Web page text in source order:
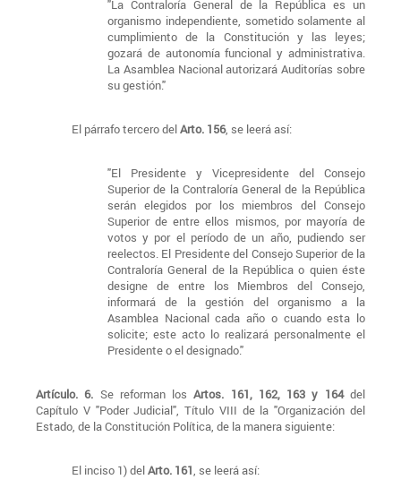
"La Contraloría General de la República es un
organismo independiente, sometido solamente al
cumplimiento de la Constitución y las leyes;
gozará de autonomía funcional y administrativa.
La Asamblea Nacional autorizará Auditorías sobre
su gestión."
El párrafo tercero delArto. 156, se leerá así:
"El Presidente y Vicepresidente del Consejo
Superior de la Contraloría General de la República
serán elegidos por los miembros del Consejo
Superior de entre ellos mismos, por mayoría de
votos y por el período de un año, pudiendo ser
reelectos. El Presidente del Consejo Superior de la
Contraloría General de la República o quien éste
designe de entre los Miembros del Consejo,
informará de la gestión del organismo a la
Asamblea Nacional cada año o cuando esta lo
solicite; este acto lo realizará personalmente el
Presidente o el designado."
Artículo. 6. Se reforman losArtos. 161, 162, 163 y 164del
Capítulo V "Poder Judicial", Título VIII de la "Organización del
Estado, de la Constitución Política, de la manera siguiente:
El inciso 1) delArto. 161, se leerá así: